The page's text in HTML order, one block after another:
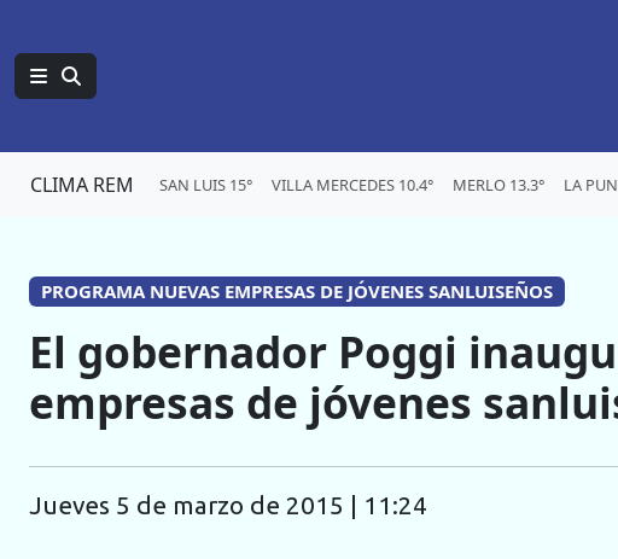
CLIMA REM SAN LUIS 15° VILLA MERCEDES 10.4° MERLO 13.3° LA
PROGRAMA NUEVAS EMPRESAS DE JÓVENES SANLUISEÑOS
El gobernador Poggi
empresas de jóvenes
jueves 5 de marzo de 2015 | 11:24